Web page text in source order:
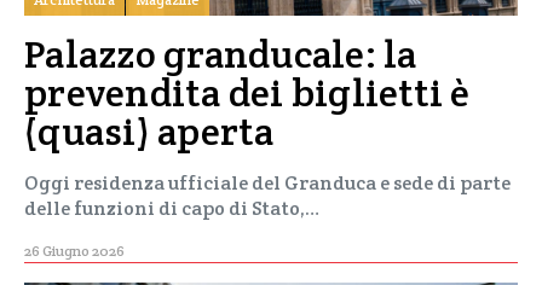
Palazzo granducale: la
prevendita dei biglietti è
(quasi) aperta
Oggi residenza ufficiale del Granduca e sede di parte
delle funzioni di capo di Stato,…
26 Giugno 2026